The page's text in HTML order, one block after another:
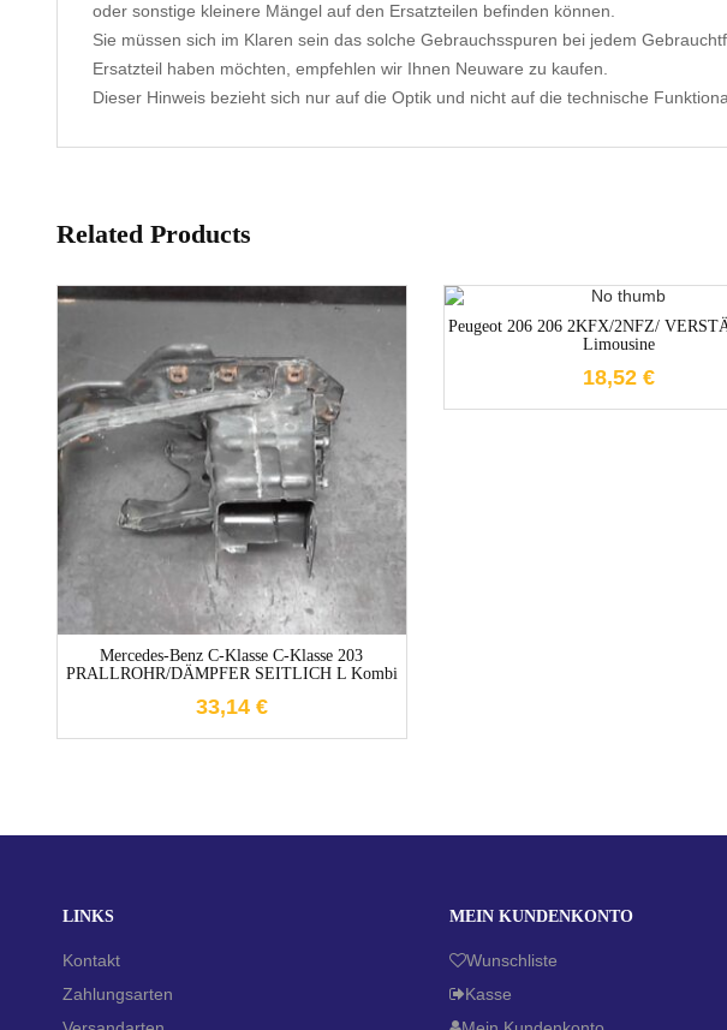
oder sonstige kleinere Mängel auf den Ersatzteilen befinden können.
Sie müssen sich im Klaren sein das solche Gebrauchsspuren bei jedem
Ersatzteil haben möchten, empfehlen wir Ihnen Neuware zu kaufen.
Dieser Hinweis bezieht sich nur auf die Optik und nicht auf die technische
Related Products
Mercedes-Benz C-Klasse C-Klasse 203
PRALLROHR/DÄMPFER SEITLICH L Kombi
33,14 €
1-3 Werktage
Peugeot 206 206 2KFX/2NFZ/
Limousine
18,52 €
1-3 Werktage
LINKS
Kontakt
Zahlungsarten
MEIN KUNDENKONTO
Wunschliste
Kasse